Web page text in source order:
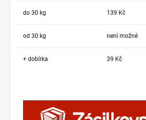
do 30 kg 139 Kč
od 30 kg není možné
+ dobírka 39 Kč